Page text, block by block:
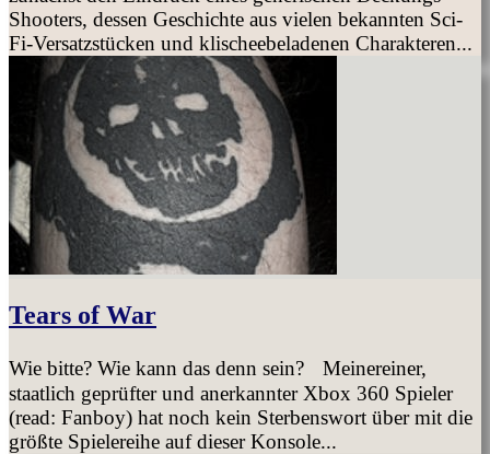
Shooters, dessen Geschichte aus vielen bekannten Sci-
Fi-Versatzstücken und klischeebeladenen Charakteren...
Tears of War
Wie bitte? Wie kann das denn sein? Meinereiner,
staatlich geprüfter und anerkannter Xbox 360 Spieler
(read: Fanboy) hat noch kein Sterbenswort über mit die
größte Spielereihe auf dieser Konsole...